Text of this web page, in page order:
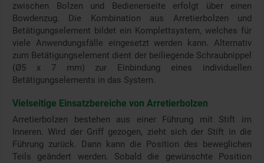
zwischen Bolzen und Bedienerseite erfolgt über einen
Bowdenzug. Die Kombination aus Arretierbolzen und
Betätigungselement bildet ein Komplettsystem, welches für
viele Anwendungsfälle eingesetzt werden kann. Alternativ
zum Betätigungselement dient der beiliegende Schraubnippel
(Ø5 x 7 mm) zur Einbindung eines individuellen
Betätigungselements in das System.
Vielseitige Einsatzbereiche von Arretierbolzen
Arretierbolzen bestehen aus einer Führung mit Stift im
Inneren. Wird der Griff gezogen, zieht sich der Stift in die
Führung zurück. Dann kann die Position des beweglichen
Teils geändert werden. Sobald die gewünschte Position